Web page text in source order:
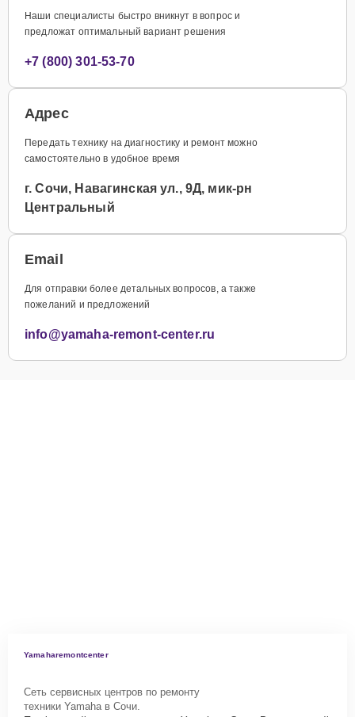
Наши специалисты быстро вникнут в вопрос и
предложат оптимальный вариант решения
+7 (800) 301-53-70
Адрес
Передать технику на диагностику и ремонт можно
самостоятельно в удобное время
г. Сочи, Навагинская ул., 9Д, мик-рн
Центральный
Email
Для отправки более детальных вопросов, а также
пожеланий и предложений
info@yamaha-remont-center.ru
Yamaharemontcenter
Сеть сервисных центров по ремонту
техники Yamaha в Сочи.